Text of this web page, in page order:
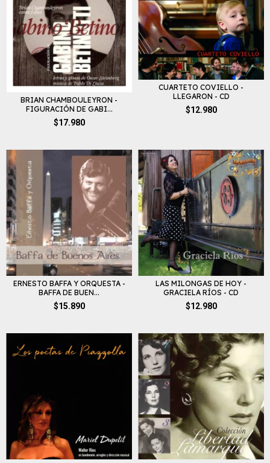
BRIAN CHAMBOULEYRON -
FIGURACIÓN DE GABI...
$17.980
CUARTETO COVIELLO -
LLEGARON - CD
$12.980
ERNESTO BAFFA Y ORQUESTA -
BAFFA DE BUEN...
$15.890
LAS MILONGAS DE HOY -
GRACIELA RÍOS - CD
$12.980